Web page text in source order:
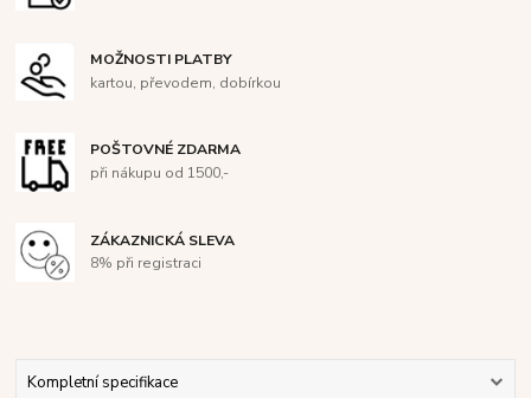
MOŽNOSTI PLATBY
kartou, převodem, dobírkou
POŠTOVNÉ ZDARMA
při nákupu od 1500,-
ZÁKAZNICKÁ SLEVA
8% při registraci
Kompletní specifikace